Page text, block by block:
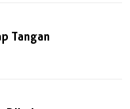
Tangan